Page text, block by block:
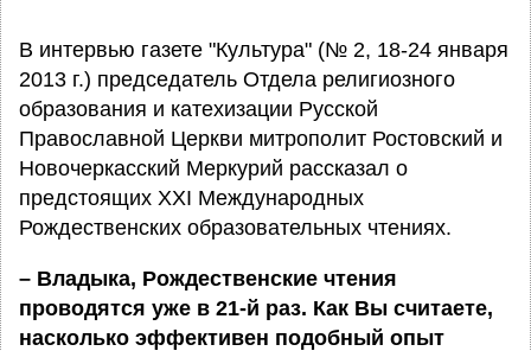
В интервью газете "Культура" (№ 2, 18-24 января
2013 г.) председатель Отдела религиозного
образования и катехизации Русской
Православной Церкви митрополит Ростовский и
Новочеркасский Меркурий рассказал о
предстоящих XXI Международных
Рождественских образовательных чтениях.
– Владыка, Рождественские чтения
проводятся уже в 21-й раз. Как Вы считаете,
насколько эффективен подобный опыт